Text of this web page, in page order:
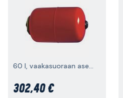
60 l, vaakasuoraan asennukseen
302,40 €